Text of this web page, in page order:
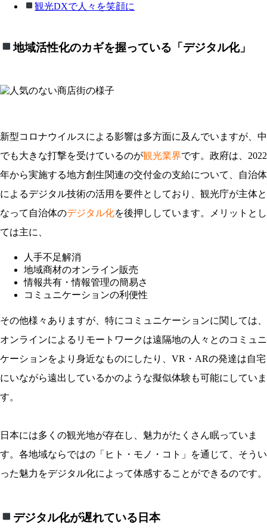
観光DXで人々を笑顔に
地域活性化のカギを握っている「デジタル化」
新型コロナウイルスによる影響は多方面に及んでいますが、中
でも大きな打撃を受けているのが観光業界です。政府は、2022
年から実施する地方創生関連の交付金の支給について、自治体
によるデジタル技術の活用を要件としており、観光庁が主体と
なって自治体のデジタル化を後押ししています。メリットとし
ては主に、
人手不足解消
地域商材のオンライン販売
情報共有・情報管理の簡易さ
コミュニケーションの利便性
その他様々ありますが、特にコミュニケーションに関しては、
オンラインによるリモートワークは遠隔地の人々とのコミュニ
ケーションをより身近なものにしたり、VR・ARの発達は自宅
にいながら遠出しているかのような擬似体験も可能にしていま
す。
日本には多くの観光地が存在し、魅力がたくさん眠っていま
す。各地域ならではの「ヒト・モノ・コト」を通じて、そうい
った魅力をデジタル化によって体感することができるのです。
デジタル化が遅れている日本